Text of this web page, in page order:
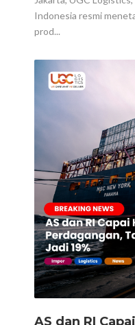
Indonesia resmi
prod...
AS dan RI